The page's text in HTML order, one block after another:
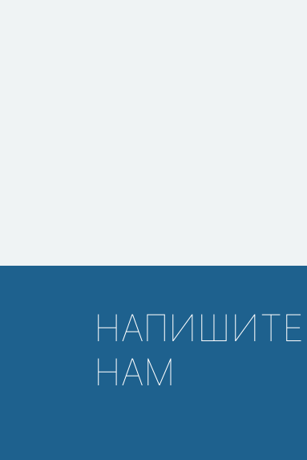
НАПИШИТЕ
НАМ